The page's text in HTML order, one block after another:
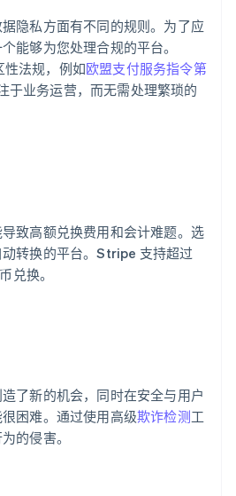
隐私方面有不同的规则。为了应
能够为您处理合规的平台。
法规，例如欧盟支付服务指令第
于业务运营，而无需处理繁琐的
致高额兑换费用和会计难题。选
转换的平台。Stripe 支持超过
兑换。
了新的机会，同时在安全与用户
困难。通过使用高级欺诈检测工
的侵害。